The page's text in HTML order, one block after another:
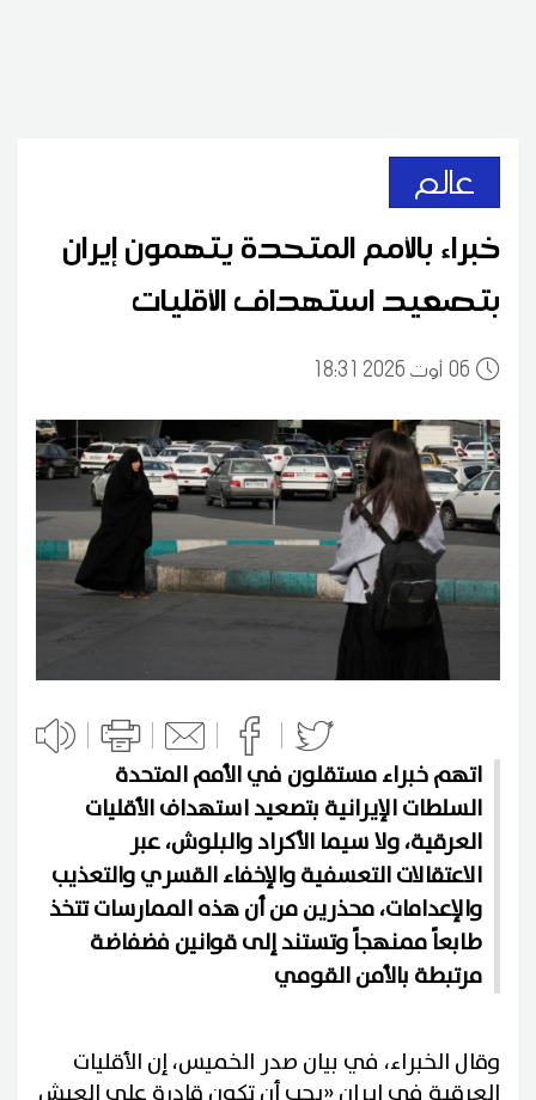
عالم
خبراء بالأمم المتحدة يتهمون إيران
بتصعيد استهداف الأقليات
0618:31 2026 أوت
اتهم خبراء مستقلون في الأمم المتحدة
السلطات الإيرانية بتصعيد استهداف الأقليات
العرقية، ولا سيما الأكراد والبلوش، عبر
الاعتقالات التعسفية والإخفاء القسري والتعذيب
والإعدامات، محذرين من أن هذه الممارسات تتخذ
طابعاً ممنهجاً وتستند إلى قوانين فضفاضة
مرتبطة بالأمن القومي
وقال الخبراء، في بيان صدر الخميس، إن الأقليات